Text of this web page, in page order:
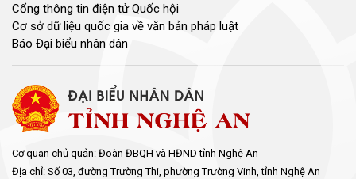
Cổng thông tin điện tử Quốc hội
Cơ sở dữ liệu quốc gia về văn bản pháp luật
Báo Đại biểu nhân dân
Cơ quan chủ quản: Đoàn ĐBQH và HĐND tỉnh Nghệ An
Địa chỉ: Số 03, đường Trường Thi, phường Trường Vinh, tỉnh Nghệ An